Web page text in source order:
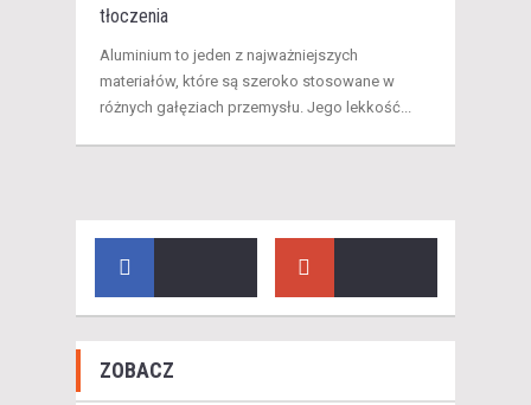
tłoczenia
Aluminium to jeden z najważniejszych
materiałów, które są szeroko stosowane w
różnych gałęziach przemysłu. Jego lekkość...
ZOBACZ